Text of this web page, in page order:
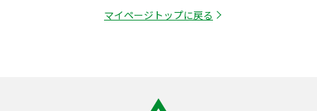
マイページトップに戻る